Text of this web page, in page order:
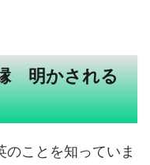
明かされる
ことを知っていま